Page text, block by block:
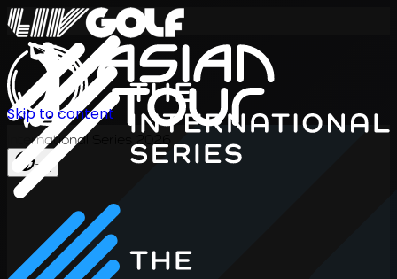
International Series 2026
TH
Skip to content